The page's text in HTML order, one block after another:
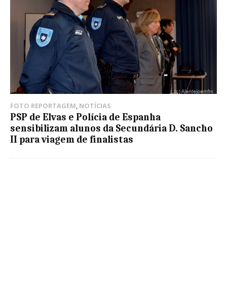
FOTO REPORTAGEM NOTÍCIAS
PSP de Elvas e Polícia de Espanha
sensibilizam alunos da Secundária D. Sancho
II para viagem de finalistas